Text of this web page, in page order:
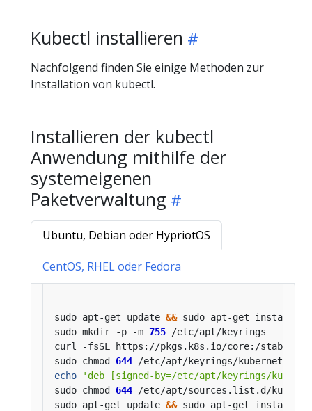
Kubectl installieren
Nachfolgend finden Sie einige Methoden zur
Installation von kubectl.
Installieren der kubectl
Anwendung mithilfe der
systemeigenen
Paketverwaltung
Ubuntu, Debian oder HypriotOS
CentOS, RHEL oder Fedora
sudo apt-get update &&
sudo mkdir -p -m 755
curl -fsSL https://pkgs.k8s.io/core:/stable:/
sudo chmod 644
echo
'deb [signed-by=/etc/apt/keyrings/
sudo chmod 644
sudo apt-get update &&